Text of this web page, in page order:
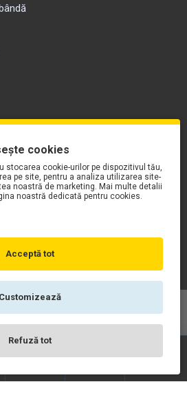
© WORK Motors
cookies
stocarea cookie-urilor pe dispozitivul tău,
pe site, pentru a analiza utilizarea site-
noastră de marketing. Mai multe detalii
noastră dedicată pentru cookies.
Acceptă tot
Customizează
Refuză tot